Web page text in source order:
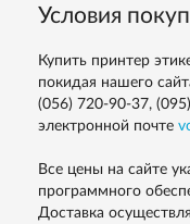
Условия
Купить принтер
покидая нашего
(056) 720-90-37,
электронной почте
Все цены на сайте
программного
Доставка